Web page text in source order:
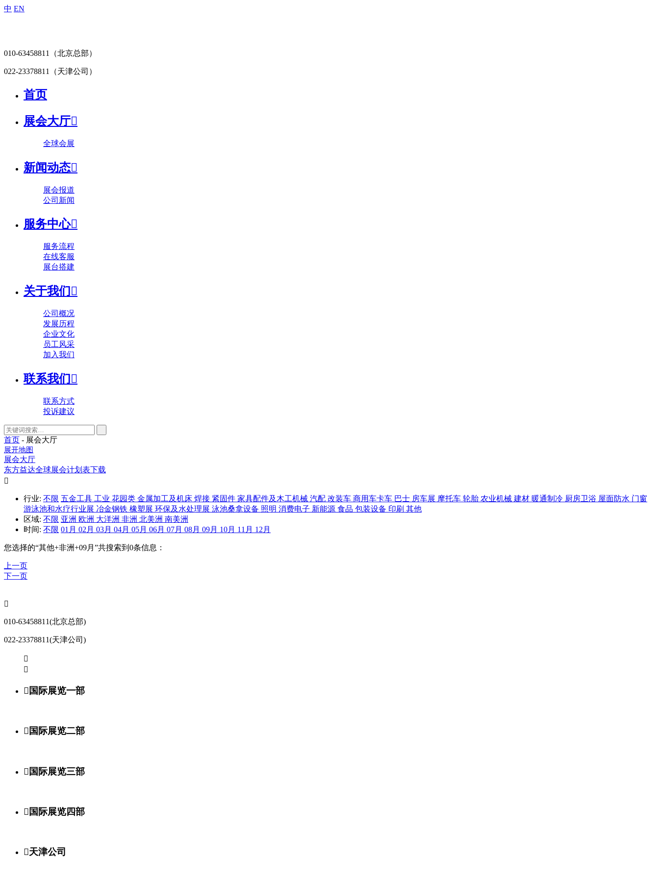
中 EN
010-63458811 （北京总部）
022-23378811 （天津公司）
首页
展会大厅
全球会展
新闻动态
展会报道
公司新闻
服务中心
服务流程
在线客服
展台搭建
关于我们 
公司概况
发展历程
企业文化
员工风采
加入我们
联系我们 
联系方式
投诉建议
首页 - 展会大厅
展开地图
展会大厅
东方益达全球展会计划表下载

行业: 不限 五金工具 工业 花园类 金属加工及机床 焊接 紧固件 家具配件及木工机械 汽配 改装车 商用车卡车 巴士 房车展 摩托车 轮胎 农业机械 建材 暖通制冷 厨房卫浴 屋面防水 门窗
游泳池和水疗行业展 冶金钢铁 橡塑展 环保及水处理展 泳池桑拿设备 照明 消费电子 新能源 食品 包装设备 印刷 其他
区域: 不限 亚洲 欧洲 大洋洲 非洲 北美洲 南美洲
时间: 不限 01月 02月 03月 04月 05月 06月 07月 08月 09月 10月 11月 12月
您选择的“其他+非洲+09月 ”共搜索到0条信息：
上一页
下一页

010-63458811(北京总部)
022-23378811(天津公司)


国际展览一部
国际展览二部
国际展览三部
国际展览四部
天津公司